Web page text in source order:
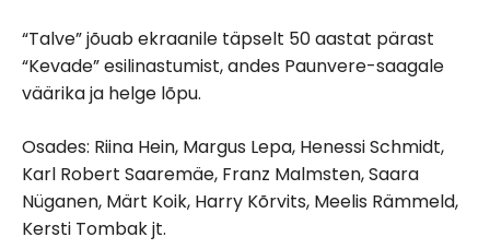
“Talve” jõuab ekraanile täpselt 50 aastat pärast
“Kevade” esilinastumist, andes Paunvere-saagale
väärika ja helge lõpu.
Osades: Riina Hein, Margus Lepa, Henessi Schmidt,
Karl Robert Saaremäe, Franz Malmsten, Saara
Nüganen, Märt Koik, Harry Kõrvits, Meelis Rämmeld,
Kersti Tombak jt.